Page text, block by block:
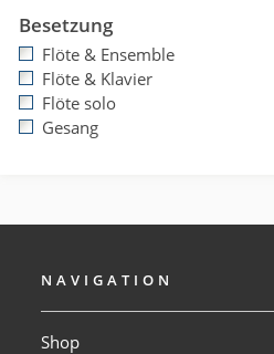
Besetzung
Flöte & Ensemble
Flöte & Klavier
Flöte solo
Gesang
NAVIGATION
Shop